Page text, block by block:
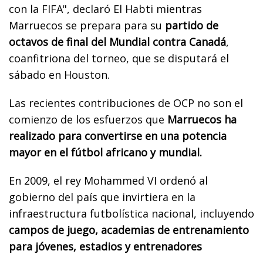
con la FIFA", declaró El Habti mientras
Marruecos se prepara para su partido de
octavos de final del Mundial contra Canadá,
coanfitriona del torneo, que se disputará el
sábado en Houston.
Las recientes contribuciones de OCP no son el
comienzo de los esfuerzos que Marruecos ha
realizado para convertirse en una potencia
mayor en el fútbol africano y mundial.
En 2009, el rey Mohammed VI ordenó al
gobierno del país que invirtiera en la
infraestructura futbolística nacional, incluyendo
campos de juego, academias de entrenamiento
para jóvenes, estadios y entrenadores